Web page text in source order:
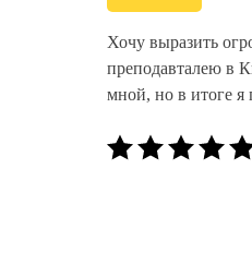
Хочу выразить
преподавталею в
мной, но в итоге я